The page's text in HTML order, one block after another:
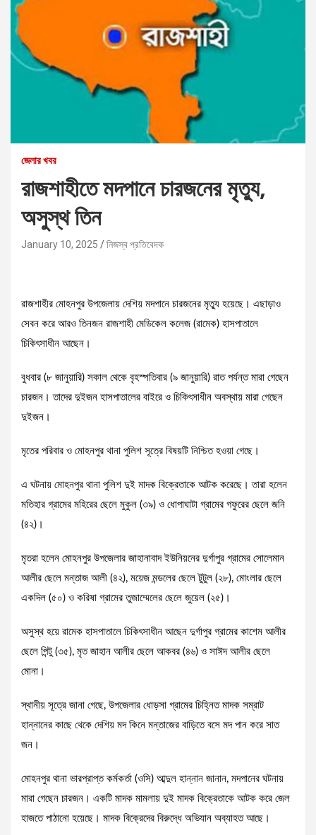
জেলার খবর
রাজশাহীতে মদপানে চারজনের মৃত্যু,
অসুস্থ তিন
January 10, 2025 নিজস্ব প্রতিবেদক
রাজশাহীর মোহনপুর উপজেলায় দেশিয় মদপানে চারজনের মৃত্যু হয়েছে। এছাড়াও
সেবন করে আরও তিনজন রাজশাহী মেডিকেল কলেজ (রামেক) হাসপাতালে
চিকিৎসাধীন আছেন।
বুধবার (৮ জানুয়ারি) সকাল থেকে বৃহস্পতিবার (৯ জানুয়ারি) রাত পর্যন্ত মারা গেছেন
চারজন। তাদের দুইজন হাসপাতালের বাইরে ও চিকিৎসাধীন অবস্থায় মারা গেছেন
দুইজন।
মৃতের পরিবার ও মোহনপুর থানা পুলিশ সূত্রে বিষয়টি নিশ্চিত হওয়া গেছে।
এ ঘটনায় মোহনপুর থানা পুলিশ দুই মাদক বিক্রেতাকে আটক করেছে। তারা হলেন
মতিহার গ্রামের মহিরের ছেলে মুকুল (৩৯) ও ধোপাঘাটা গ্রামের গফুরের ছেলে জনি
(৪২)।
মৃতরা হলেন মোহনপুর উপজেলার জাহানাবাদ ইউনিয়নের দুর্গাপুর গ্রামের সোলেমান
আলীর ছেলে মন্তাজ আলী (৪২), ময়েজ মন্ডলের ছেলে টুটুল (২৮), মোংলার ছেলে
একদিল (৫০) ও করিষা গ্রামের তুজাম্মেলের ছেলে জুয়েল (২৫)।
অসুস্থ হয়ে রামেক হাসপাতালে চিকিৎসাধীন আছেন দুর্গাপুর গ্রামের কাশেম আলীর
ছেলে পিন্টু (৩৫), মৃত জাহান আলীর ছেলে আকবর (৪৬) ও সাঈদ আলীর ছেলে
মোনা।
স্থানীয় সূত্রে জানা গেছে, উপজেলার ধোড়সা গ্রামের চিহ্নিত মাদক সম্রাট
হান্নানের কাছে থেকে দেশিয় মদ কিনে মন্তাজের বাড়িতে বসে মদ পান করে সাত
জন।
মোহনপুর থানা ভারপ্রাপ্ত কর্মকর্তা (ওসি) আব্দুল হান্নান জানান, মদপানের ঘটনায়
মারা গেছেন চারজন। একটি মাদক মামলায় দুই মাদক বিক্রেতাকে আটক করে জেল
হাজতে পাঠানো হয়েছে। মাদক বিক্রেদের বিরুদ্ধে অভিযান অব্যাহত আছে।